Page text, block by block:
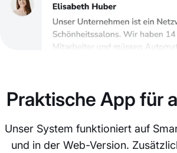
Praktische App für
Unser System funktioniert auf
und in der Web-Version.